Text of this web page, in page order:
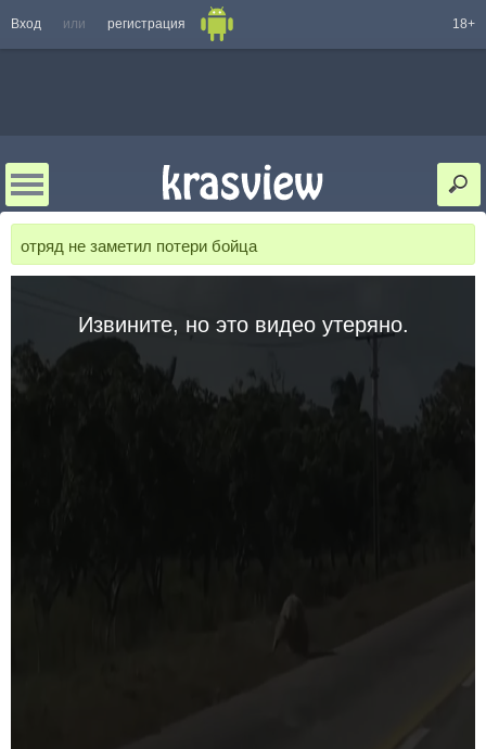
Вход или регистрация 18+
отряд не заметил потери бойца
Извините, но это видео утеряно.